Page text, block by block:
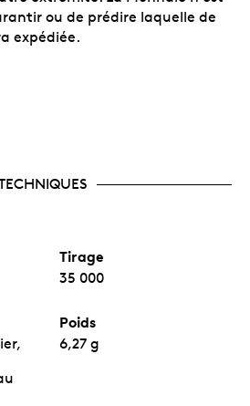
ou de prédire laquelle de
expédiée.
Tirage
35 000
Poids
6,27 g